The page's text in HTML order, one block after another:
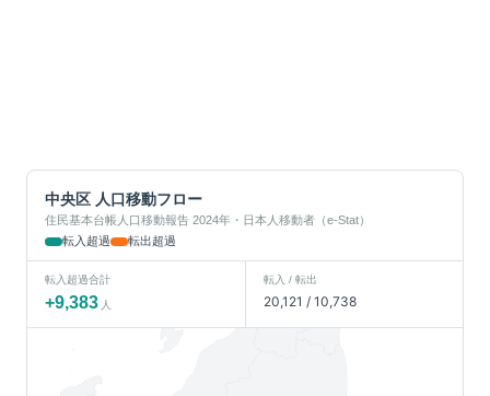
中央区 人口移動フロー
住民基本台帳人口移動報告 2024年・日本人移動者（e-Stat）
転入超過
転出超過
転入超過合計
+9,383 人
転入 / 転出
20,121 / 10,738